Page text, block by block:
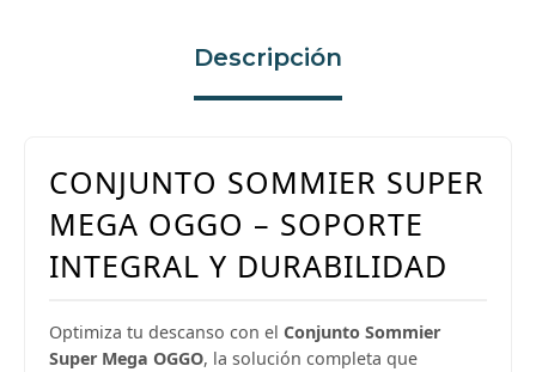
Descripción
CONJUNTO SOMMIER SUPER
MEGA OGGO – SOPORTE
INTEGRAL Y DURABILIDAD
Optimiza tu descanso con el Conjunto Sommier
Super Mega OGGO, la solución completa que